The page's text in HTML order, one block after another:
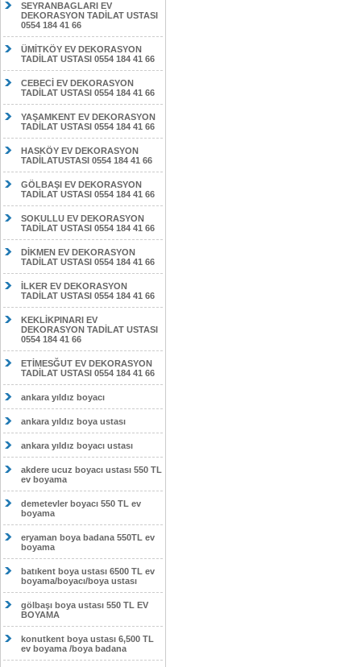
SEYRANBAGLARI EV
DEKORASYON TADİLAT USTASI
0554 184 41 66
ÜMİTKÖY EV DEKORASYON
TADİLAT USTASI 0554 184 41 66
CEBECİ EV DEKORASYON
TADİLAT USTASI 0554 184 41 66
YAŞAMKENT EV DEKORASYON
TADİLAT USTASI 0554 184 41 66
HASKÖY EV DEKORASYON
TADİLATUSTASI 0554 184 41 66
GÖLBAŞI EV DEKORASYON
TADİLAT USTASI 0554 184 41 66
SOKULLU EV DEKORASYON
TADİLAT USTASI 0554 184 41 66
DİKMEN EV DEKORASYON
TADİLAT USTASI 0554 184 41 66
İLKER EV DEKORASYON
TADİLAT USTASI 0554 184 41 66
KEKLİKPINARI EV
DEKORASYON TADİLAT USTASI
0554 184 41 66
ETİMESĞUT EV DEKORASYON
TADİLAT USTASI 0554 184 41 66
ankara yıldız boyacı
ankara yıldız boya ustası
ankara yıldız boyacı ustası
akdere ucuz boyacı ustası 550 TL
ev boyama
demetevler boyacı 550 TL ev
boyama
eryaman boya badana 550TL ev
boyama
batıkent boya ustası 6500 TL ev
boyama/boyacı/boya ustası
gölbaşı boya ustası 550 TL EV
BOYAMA
konutkent boya ustası 6,500 TL
ev boyama /boya badana